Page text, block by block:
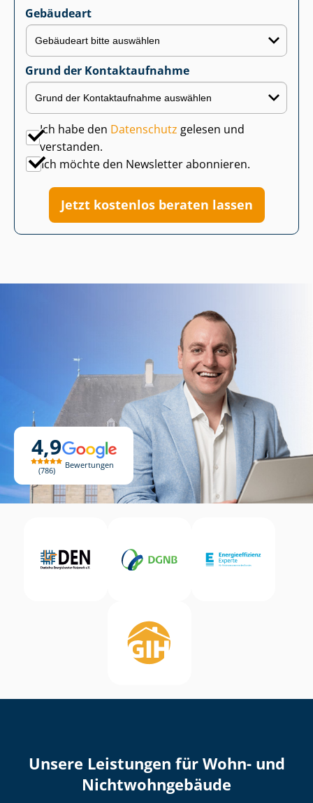
4,9
786
Bewertungen
Gebäudeart
Grund der Kontaktaufnahme
Ich habe den Datenschutz gelesen und
verstanden.
Ich möchte den Newsletter abonnieren.
Jetzt kostenlos beraten lassen
Unsere Leistungen für Wohn- und
Nicht­wohn­ge­bäu­de